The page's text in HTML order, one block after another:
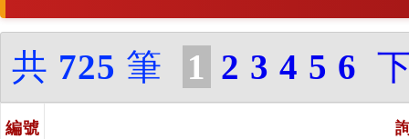
共 725 筆 1 2 3 4 5 6
編號